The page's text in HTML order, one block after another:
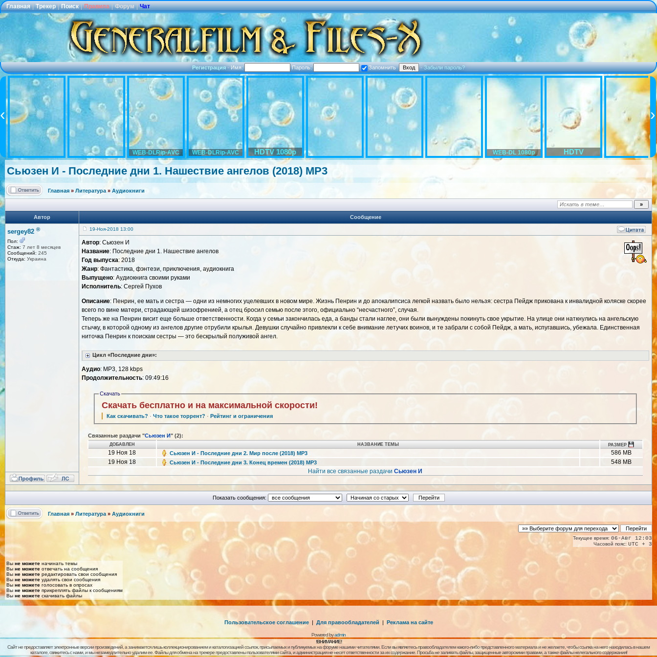
Главная | Трекер | Поиск | Правила | Форум | Чат
Регистрация·Имя: Пароль: Запомнить ·Забыли пароль?
WEB-DLRip-AVC WEB-DLRip-AVC HDTV 1080p WEB-DL 1080p HDTV
Сьюзен И - Последние дни 1. Нашествие ангелов (2018) MP3
Главная » Литература » Аудиокниги
Автор Сообщение
sergey82 ®
Пол:
Стаж: 7 лет 8 месяцев
Сообщений: 245
Откуда: Украина
19-Ноя-2018 13:00
Автор: Сьюзен И
Название: Последние дни 1. Нашествие ангелов
Год выпуска: 2018
Жанр: Фантастика, фэнтези, приключения, аудиокнига
Выпущено: Аудиокнига своими руками
Исполнитель: Сергей Пухов
Описание: Пенрин, ее мать и сестра — одни из немногих уцелевших в новом мире. Жизнь Пенрин и до апокалипсиса легкой назвать было нельзя: сестра Пейдж прикована к инвалидной коляске скорее
всего по вине матери, страдающей шизофренией, а отец бросил семью после этого, официально “несчастного”, случая.
Теперь же на Пенрин висит еще больше ответственности. Когда у семьи закончилась еда, а банды стали наглее, они были вынуждены покинуть свое укрытие. На улице они наткнулись на ангельскую
стычку, в которой одному из ангелов другие отрубили крылья. Девушки случайно привлекли к себе внимание летучих воинов, и те забрали с собой Пейдж, а мать, испугавшись, убежала. Единственная
ниточка Пенрин к поискам сестры — это бескрылый полуживой ангел.
Цикл «Последние дни»:
Аудио: MP3, 128 kbps
Продолжительность: 09:49:16
Скачать
Скачать бесплатно и на максимальной скорости!
Как скачивать? ·Что такое торрент? · Рейтинг и ограничения
Связанные раздачи "Сьюзен И" (2):
ДОБАВЛЕН НАЗВАНИЕ ТЕМЫ РАЗМЕР
19 Ноя 18 Сьюзен И - Последние дни 2. Мир после (2018) MP3
586 MB
19 Ноя 18
Сьюзен И - Последние дни 3. Конец времен (2018) MP3
548 MB
Найти все связанные раздачиСьюзен И
Показать сообщения:
Главная » Литература » Аудиокниги
Текущее время: 06-Авг 12:03
Часовой пояс: UTC + 3
Вы не можете начинать темы
Вы не можете отвечать на сообщения
Вы не можете редактировать свои сообщения
Вы не можете удалять свои сообщения
Вы не можете голосовать в опросах
Вы не можете прикреплять файлы к сообщениям
Вы не можете скачивать файлы
Пользовательское соглашение | Для правообладателей | Реклама на сайте
Powered byadmin
!ВНИМАНИЕ!
Сайт не предоставляет электронные версии произведений, а занимается лишь коллекционированием и каталогизацией ссылок, присылаемых и публикуемых на форуме нашими читателями. Если вы являетесь правообладателем какого-либо представленного материала и не желаете, чтобы ссылка на него находилась в нашем
каталоге, свяжитесь с нами, и мы незамедлительно удалим ее. Файлы для обмена на трекере предоставлены пользователями сайта, и администрация не несет ответственности за их содержание. Просьба не заливать файлы, защищенные авторскими правами, а также файлы нелегального содержания!